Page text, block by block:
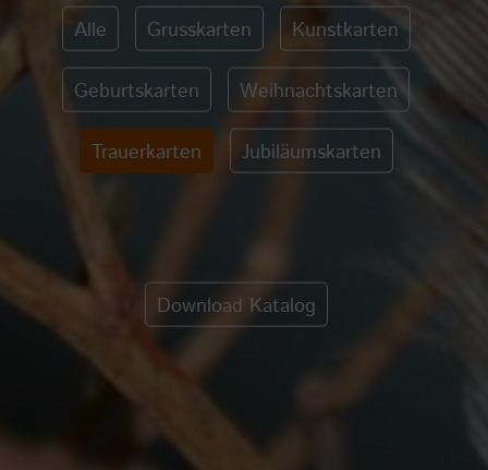
Alle Grusskarten Kunstkarten
Geburtskarten Weihnachtskarten
Trauerkarten Jubiläumskarten
Download Katalog